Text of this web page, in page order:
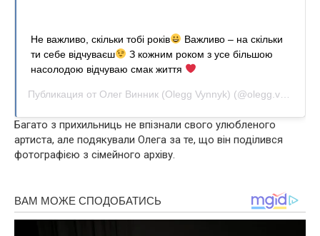
Не важливо, скільки тобі років
Важливо – на скільки
ти себе відчуваєш
З кожним роком з усе більшою
насолодою відчуваю смак життя
Публикация от Олег Винник (Olegg Vynnyk) (@olegg.vynnyk)
Багато з прихильниць не впізнали свого улюбленого
артиста, але подякували Олега за те, що він поділився
фотографією з сімейного архіву.